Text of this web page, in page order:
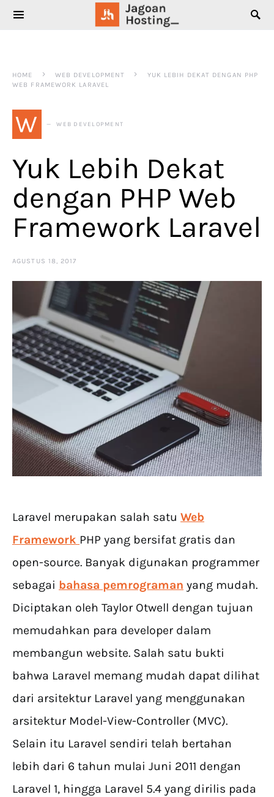
SEARCH FOR:
HOME WEB DEVELOPMENT
YUK LEBIH DEKAT DENGAN PHP
WEB FRAMEWORK LARAVEL
W WEB DEVELOPMENT
Yuk Lebih Dekat
dengan PHP Web
Framework Laravel
AGUSTUS 18, 2017
Laravel merupakan salah satu Web
Framework PHP yang bersifat gratis dan
open-source. Banyak digunakan programmer
sebagai bahasa pemrograman yang mudah.
Diciptakan oleh Taylor Otwell dengan tujuan
memudahkan para developer dalam
membangun website. Salah satu bukti
bahwa Laravel memang mudah dapat dilihat
dari arsitektur Laravel yang menggunakan
arsitektur Model-View-Controller (MVC).
Selain itu Laravel sendiri telah bertahan
lebih dari 6 tahun mulai Juni 2011 dengan
Laravel 1, hingga Laravel 5.4 yang dirilis pada